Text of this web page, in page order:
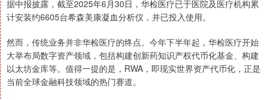
据中报披露，截至2025年6月30日，华检医疗已于医院及医疗机构累
计安装约6605台希森美康凝血分析仪，并已投入使用。
然而，传统业务并非华检医疗的终点。今年下半年起，华检医疗开始
大举布局数字资产领域，包括构建创新药知识产权代币化基金、构建
以太坊金库等。值得一提的是，RWA，即现实世界资产代币化，正是
当前全球金融科技领域的热门赛道。